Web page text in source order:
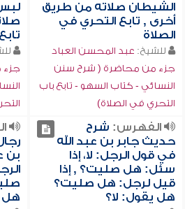
الشيطان صلاته من طريق
أخرى , تابع التحري في
الصلاة
للشيخ: عبد المحسن العباد
جزء من محاضرة ( شرح سنن
النسائي - كتاب السهو - تابع باب
التحري في الصلاة)
الفهرس: شرح
حديث جابر بن عبد الله
في قول الرجل: لا، إذا
سئل: هل صليت؟ , إذا
قيل لرجل: هل صليت؟
هل يقول: لا؟
بن
هل